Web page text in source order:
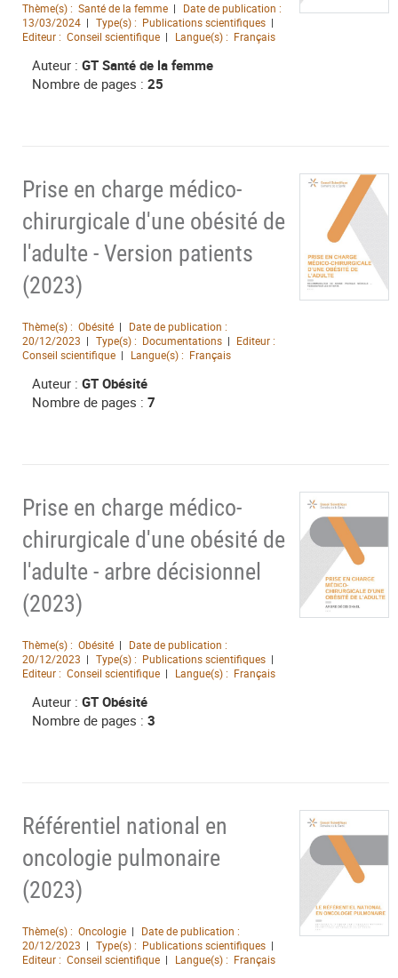
Thème(s) : Santé de la femme
Date de publication :
13/03/2024
Type(s) : Publications scientifiques
Editeur : Conseil scientifique Langue(s) : Français
Auteur : GT Santé de la femme
Nombre de pages : 25
Prise en charge médico-
chirurgicale d'une obésité de
l'adulte - Version patients
(2023)
Thème(s) : Obésité
Date de publication :
20/12/2023
Type(s) : Documentations
Editeur :
Conseil scientifique
Langue(s) : Français
Auteur : GT Obésité
Nombre de pages : 7
Prise en charge médico-
chirurgicale d'une obésité de
l'adulte - arbre décisionnel
(2023)
Thème(s) : Obésité
Date de publication :
20/12/2023
Type(s) : Publications scientifiques
Editeur : Conseil scientifique Langue(s) : Français
Auteur : GT Obésité
Nombre de pages : 3
Référentiel national en
oncologie pulmonaire
(2023)
Thème(s) : Oncologie
Date de publication :
20/12/2023
Type(s) : Publications scientifiques
Editeur : Conseil scientifique Langue(s) : Français